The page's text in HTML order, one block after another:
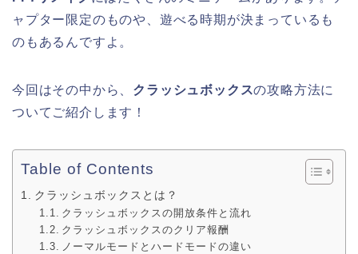
ャプター限定のものや、遊べる時期が決まっているも
のもあるんですよ。
今回はその中から、 クラッシュボックスの攻略方法に
ついてご紹介します！
Table of Contents
クラッシュボックスとは？
クラッシュボックスの開放条件と流れ
クラッシュボックスのクリア報酬
ノーマルモードとハードモードの違い